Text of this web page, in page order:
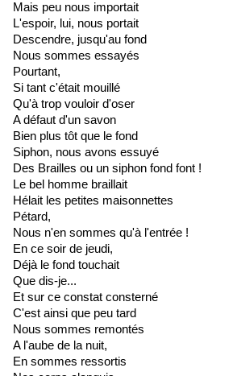
Mais peu nous importait
L'espoir, lui, nous portait
Descendre, jusqu'au fond
Nous sommes essayés
Pourtant,
Si tant c'était mouillé
Qu'à trop vouloir d'oser
A défaut d'un savon
Bien plus tôt que le fond
Siphon, nous avons essuyé
Des Brailles ou un siphon fond font !
Le bel homme braillait
Hélait les petites maisonnettes
Pétard,
Nous n'en sommes qu'à l'entrée !
En ce soir de jeudi,
Déjà le fond touchait
Que dis-je...
Et sur ce constat consterné
C'est ainsi que peu tard
Nous sommes remontés
A l'aube de la nuit,
En sommes ressortis